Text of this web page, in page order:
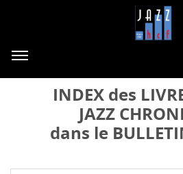
INDEX des
JAZZ
dans le